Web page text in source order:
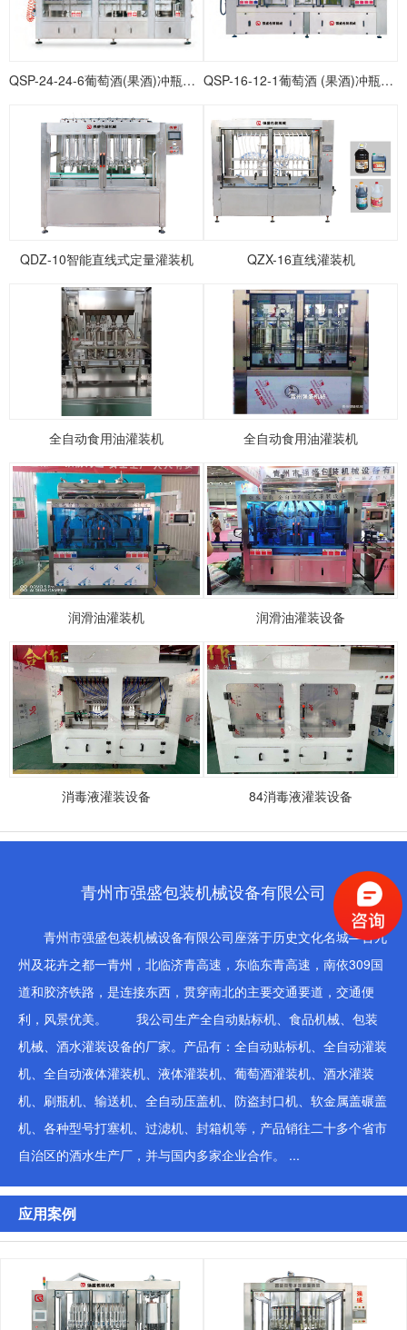
QSP-24-24-6葡萄酒(果酒)冲瓶灌装打塞联体机 QSP-16-12-1葡萄酒 (果酒)冲瓶灌装打塞联体机
QDZ-10智能直线式定量灌装机 QZX-16直线灌装机
全自动食用油灌装机 全自动食用油灌装机
润滑油灌装机 润滑油灌装设备
消毒液灌装设备 84消毒液灌装设备
青州市强盛包装机械设备有限公司
青州市强盛包装机械设备有限公司座落于历史文化名城—古九
州及花卉之都一青州，北临济青高速，东临东青高速，南依309国
道和胶济铁路，是连接东西，贯穿南北的主要交通要道，交通便
利，风景优美。 我公司生产全自动贴标机、食品机械、包装
机械、酒水灌装设备的厂家。产品有：全自动贴标机、全自动灌装
机、全自动液体灌装机、液体灌装机、葡萄酒灌装机、酒水灌装
机、刷瓶机、输送机、全自动压盖机、防盗封口机、软金属盖碾盖
机、各种型号打塞机、过滤机、封箱机等，产品销往二十多个省市
自治区的酒水生产厂，并与国内多家企业合作。 ...
应用案例